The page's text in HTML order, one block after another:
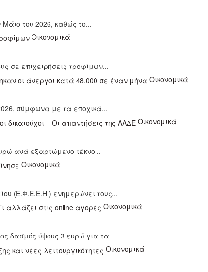
του 2026, καθώς το...
Οικονομικά
σε επιχειρήσεις τροφίμων...
Οικονομικά
σύμφωνα με τα εποχικά...
Οικονομικά
ανά εξαρτώμενο τέκνο...
Οικονομικά
(Ε.Φ.Ε.Ε.Η.) ενημερώνει τους...
Οικονομικά
δασμός ύψους 3 ευρώ για τα...
Οικονομικά